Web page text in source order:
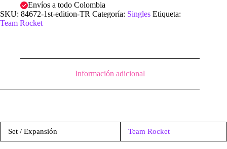
Envíos a todo Colombia
SKU: 84672-1st-edition-TR Categoría: Singles Etiqueta:
Team Rocket
Información adicional
Set / Expansión Team Rocket